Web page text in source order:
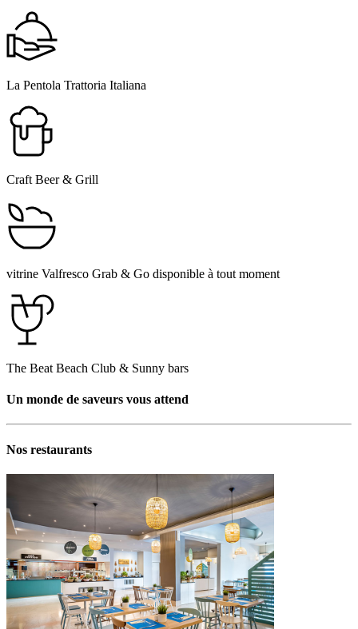
La Pentola Trattoria Italiana
Craft Beer & Grill
vitrine Valfresco Grab & Go disponible à tout moment
The Beat Beach Club & Sunny bars
Un monde de saveurs vous attend
Nos restaurants